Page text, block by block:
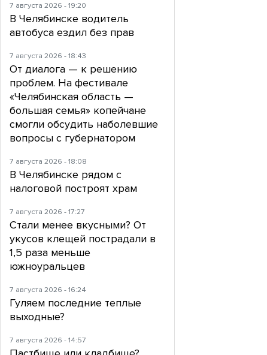
7 августа 2026 - 19:20
В Челябинске водитель
автобуса ездил без прав
7 августа 2026 - 18:43
От диалога — к решению
проблем. На фестивале
«Челябинская область —
большая семья» копейчане
смогли обсудить наболевшие
вопросы с губернатором
7 августа 2026 - 18:08
В Челябинске рядом с
налоговой построят храм
7 августа 2026 - 17:27
Стали менее вкусными? От
укусов клещей пострадали в
1,5 раза меньше
южноуральцев
7 августа 2026 - 16:24
Гуляем последние теплые
выходные?
7 августа 2026 - 14:57